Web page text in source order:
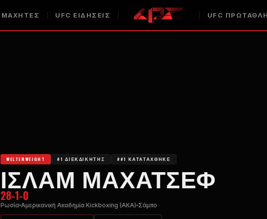
ΜΑΧΗΤΈΣ UFC ΕΙΔΉΣΕΙΣ UFC
WELTERWEIGHT #1 ΔΙΕΚΔΙΚΗΤΉΣ ##1 ΚΑΤΑΤΆΧΘΗΚΕ
ΙΣΛΆΜ ΜΑΧΆΤΣΕΦ
28-1-0
Ρωσία Αμερικανική Ακαδημία Kickboxing (AKA) Σάμπο